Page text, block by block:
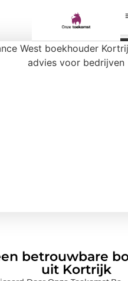
betrouwbare
uit Kortrijk